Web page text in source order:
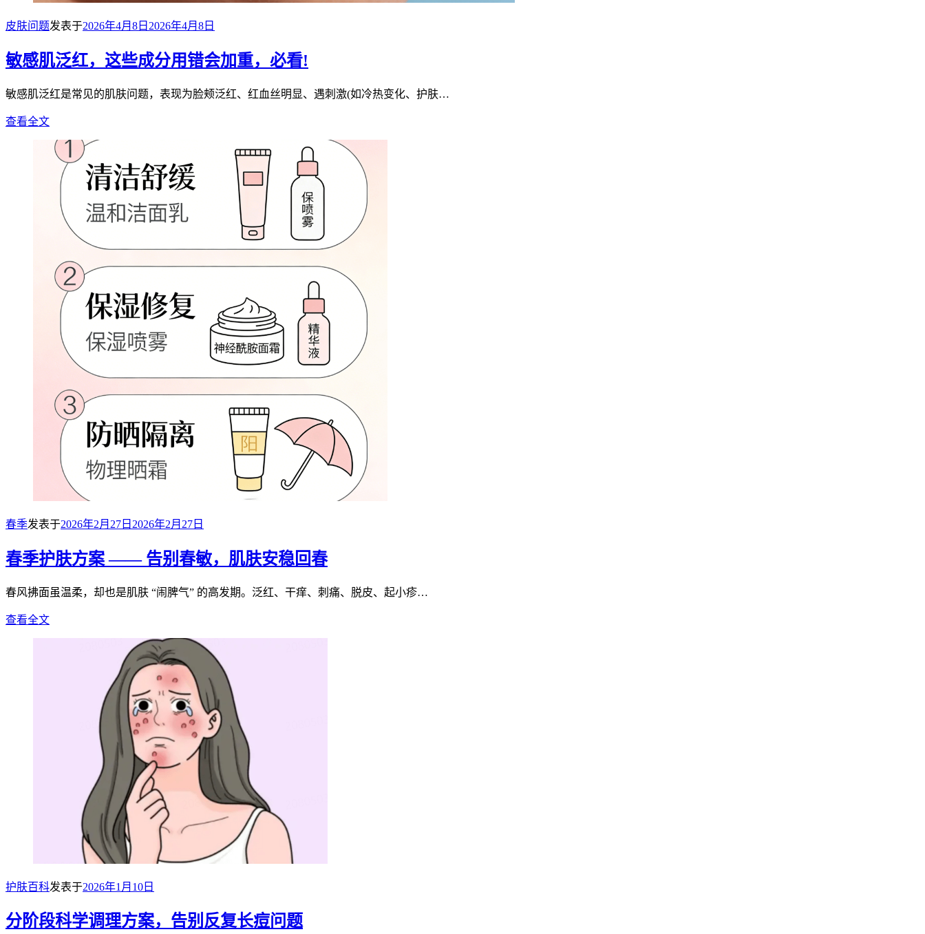
皮肤问题发表于2026年4月8日 2026年4月8日
敏感肌泛红，这些成分用错会加重，必看!
敏感肌泛红是常见的肌肤问题，表现为脸颊泛红、红血丝明显、遇刺激(如冷热变化、护肤…
查看全文
春季发表于2026年2月27日 2026年2月27日
春季护肤方案 —— 告别春敏，肌肤安稳回春
春风拂面虽温柔，却也是肌肤 “闹脾气” 的高发期。泛红、干痒、刺痛、脱皮、起小疹…
查看全文
护肤百科发表于2026年1月10日
分阶段科学调理方案，告别反复长痘问题